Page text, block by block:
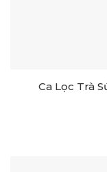
Ca Lọc Trà